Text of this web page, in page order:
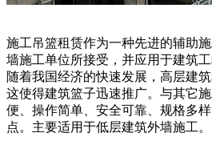
施工吊篮租赁作为一种先进的辅助
墙施工单位所接受，并应用于建筑
随着我国经济的快速发展，高层建
这使得建筑篮子迅速推广。与其它
便、操作简单、安全可靠、规格多
点。主要适用于低层建筑外墙施工。